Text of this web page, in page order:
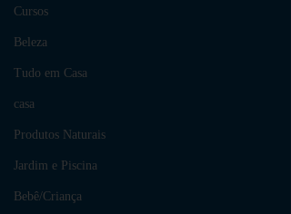
Cursos
Beleza
Tudo em Casa
casa
Produtos Naturais
Jardim e Piscina
Bebê/Criança